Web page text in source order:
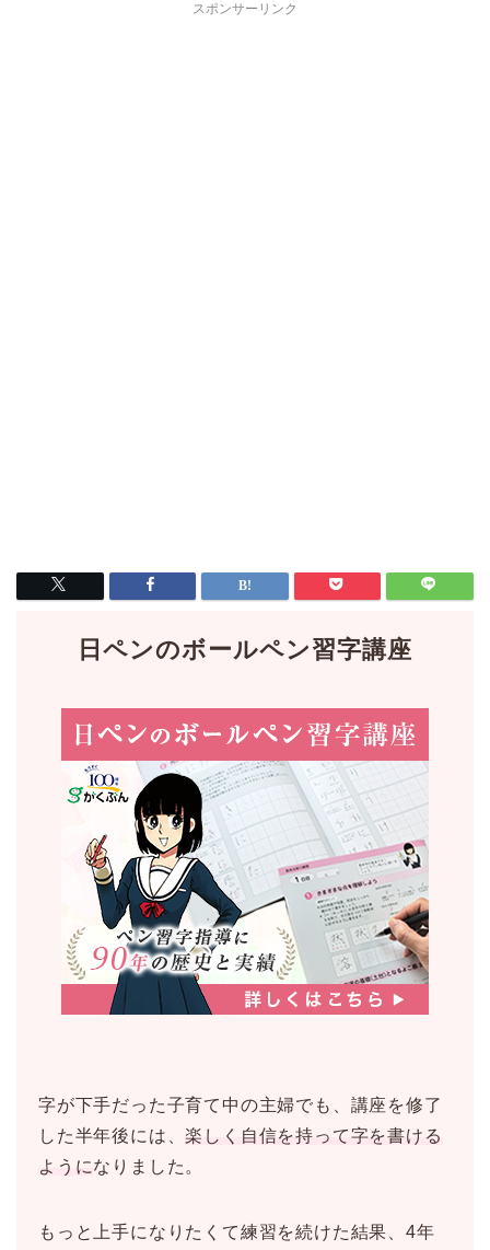
スポンサーリンク
日ペンのボールペン習字講座
字が下手だった子育て中の主婦でも、講座を修了
した半年後には、楽しく自信を持って字を書ける
ようになりました。
もっと上手になりたくて練習を続けた結果、4年